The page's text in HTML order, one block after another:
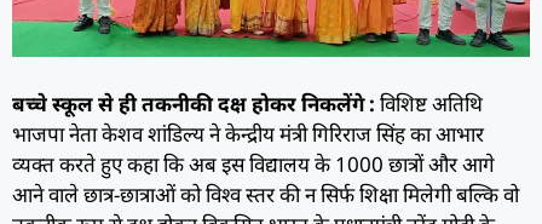
बच्चे स्कूल से ही तकनीकी दक्ष होकर निकलेंगे : विशिष्ट अतिथि
भाजपा नेता केशव शांडिल्य ने केन्द्रीय मंत्री गिरिराज सिंह का आभार
व्यक्त करते हुए कहा कि अब इस विद्यालय के 1000 छात्रों और आगे
आने वाले छात्र-छात्राओं को विश्व स्तर की न सिर्फ शिक्षा मिलेगी बल्कि वो